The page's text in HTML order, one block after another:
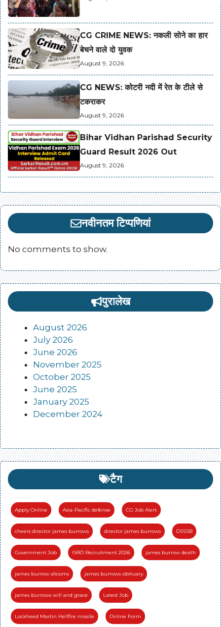
CG CRIME NEWS: नकली सोने का हार
बेचने वाले दो युवक
August 9, 2026
CG NEWS: कोटरी नदी में रेत के टीले से
टकराकर
August 9, 2026
Bihar Vidhan Parishad Security
Guard Result 2026 Out
August 9, 2026
नवीनतम टिप्पणियां
No comments to show.
पुरालेख
August 2026
July 2026
June 2026
November 2025
October 2025
June 2025
January 2025
December 2024
टैग
Apply Online Asia-Pacific defense CG Job Alert
cheers director james burrows director james burrows DSSSB
Government Job ISRO Recruitment 2026 james burrow death
james burrow sitcoms james burrows obituary
james burrows will and grace Latest Job
Lockheed Martin Hellfire missile Online Form